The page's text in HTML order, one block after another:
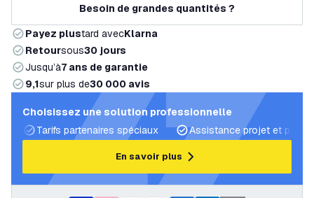
Besoin de grandes quantités ?
Payez plustard avecKlarna
Retoursous30 jours
Jusqu’à7 ans de garantie
9,1sur plus de30 000 avis
Choisissez une solution professionnelle
Tarifs partenaires spéciaux
Assistance projet et plans
En savoir plus